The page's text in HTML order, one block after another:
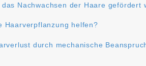
das Nachwachsen der Haare gefördert
Haarverpflanzung helfen?
durch mechanische